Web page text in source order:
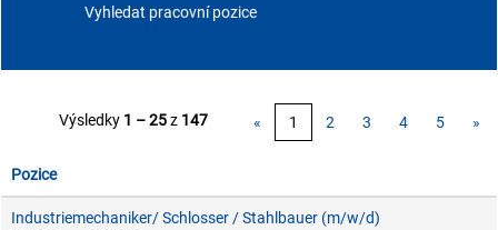
Výsledky 1 – 25z 147 « 1 2 3 4 5 »
Pozice
Industriemechaniker/ Schlosser / Stahlbauer (m/w/d)